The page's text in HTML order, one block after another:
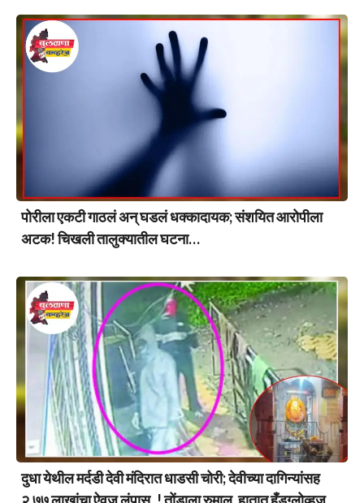
पोरीला एकटी गाठलं अन् घडलं धक्कादायक; संशयित आरोपीला
अटक! चिखली तालुक्यातील घटना…
दुधा येथील मर्दडी देवी मंदिरात धाडसी चोरी; देवीच्या दागिन्यांसह